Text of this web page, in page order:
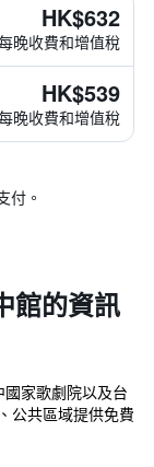
HK$632
晚收費和增值稅
HK$539
晚收費和增值稅
付。
館的資訊
家歌劇院以及台
公共區域提供免費